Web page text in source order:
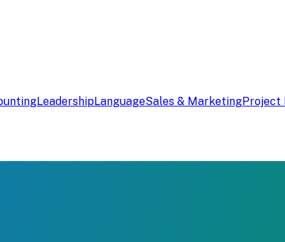
LeadershipLanguageSales & MarketingProject